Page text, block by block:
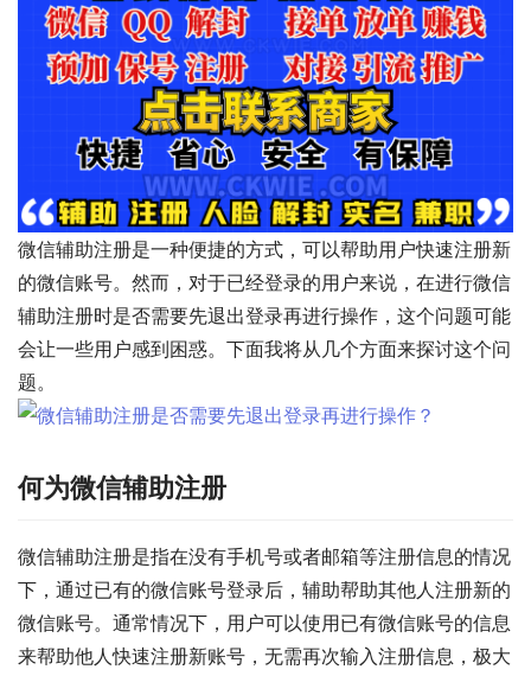
微信辅助注册是一种便捷的方式，可以帮助用户快速注册新
的微信账号。然而，对于已经登录的用户来说，在进行微信
辅助注册时是否需要先退出登录再进行操作，这个问题可能
会让一些用户感到困惑。下面我将从几个方面来探讨这个问
题。
何为微信辅助注册
微信辅助注册是指在没有手机号或者邮箱等注册信息的情况
下，通过已有的微信账号登录后，辅助帮助其他人注册新的
微信账号。通常情况下，用户可以使用已有微信账号的信息
来帮助他人快速注册新账号，无需再次输入注册信息，极大